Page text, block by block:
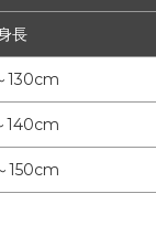
長
130cm
140cm
150cm